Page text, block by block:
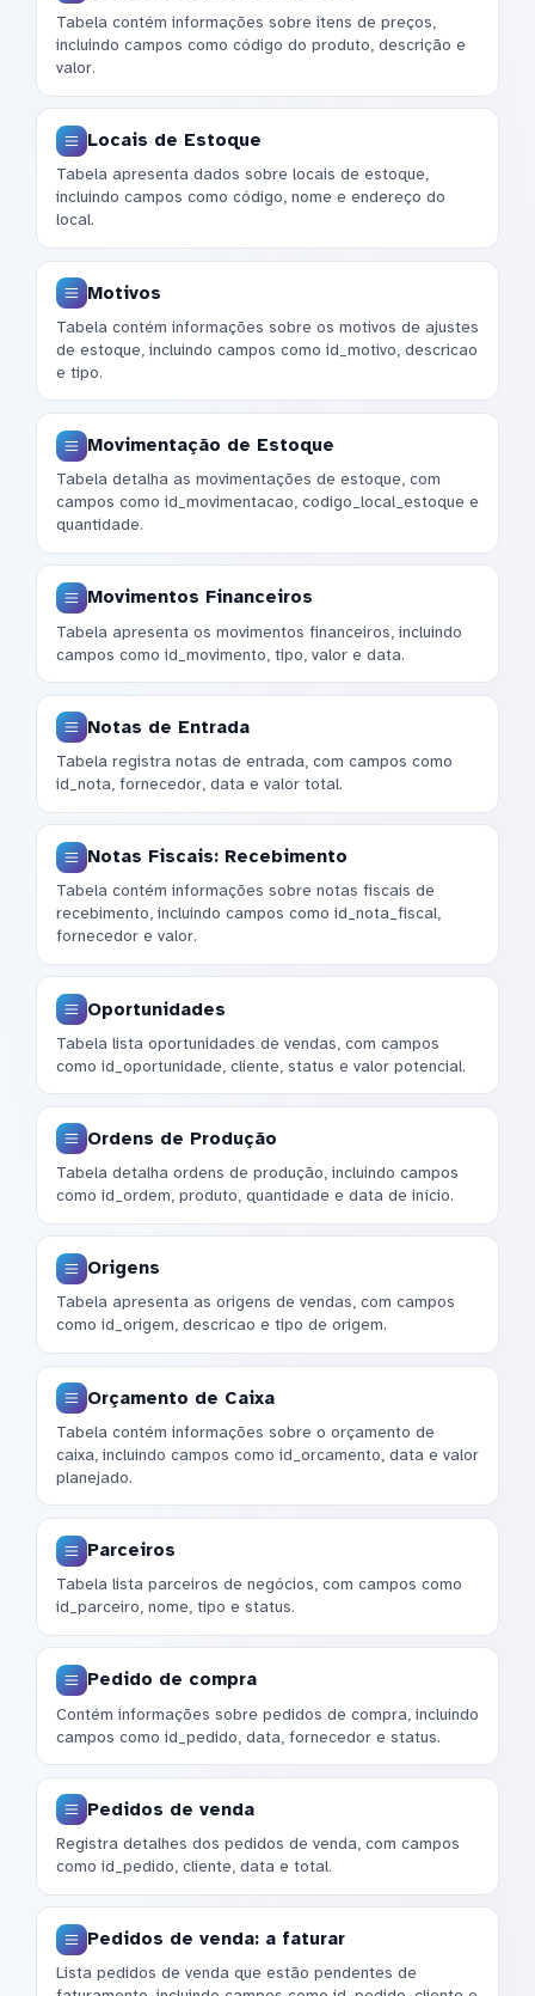
Tabela contém informações sobre itens de preços,
incluindo campos como código do produto, descrição e
valor.
Locais de Estoque
Tabela apresenta dados sobre locais de estoque,
incluindo campos como código, nome e endereço do
local.
Motivos
Tabela contém informações sobre os motivos de ajustes
de estoque, incluindo campos como id_motivo, descricao
e tipo.
Movimentação de Estoque
Tabela detalha as movimentações de estoque, com
campos como id_movimentacao, codigo_local_estoque e
quantidade.
Movimentos Financeiros
Tabela apresenta os movimentos financeiros, incluindo
campos como id_movimento, tipo, valor e data.
Notas de Entrada
Tabela registra notas de entrada, com campos como
id_nota, fornecedor, data e valor total.
Notas Fiscais: Recebimento
Tabela contém informações sobre notas fiscais de
recebimento, incluindo campos como id_nota_fiscal,
fornecedor e valor.
Oportunidades
Tabela lista oportunidades de vendas, com campos
como id_oportunidade, cliente, status e valor potencial.
Ordens de Produção
Tabela detalha ordens de produção, incluindo campos
como id_ordem, produto, quantidade e data de início.
Origens
Tabela apresenta as origens de vendas, com campos
como id_origem, descricao e tipo de origem.
Orçamento de Caixa
Tabela contém informações sobre o orçamento de
caixa, incluindo campos como id_orcamento, data e valor
planejado.
Parceiros
Tabela lista parceiros de negócios, com campos como
id_parceiro, nome, tipo e status.
Pedido de compra
Contém informações sobre pedidos de compra, incluindo
campos como id_pedido, data, fornecedor e status.
Pedidos de venda
Registra detalhes dos pedidos de venda, com campos
como id_pedido, cliente, data e total.
Pedidos de venda: a faturar
Lista pedidos de venda que estão pendentes de